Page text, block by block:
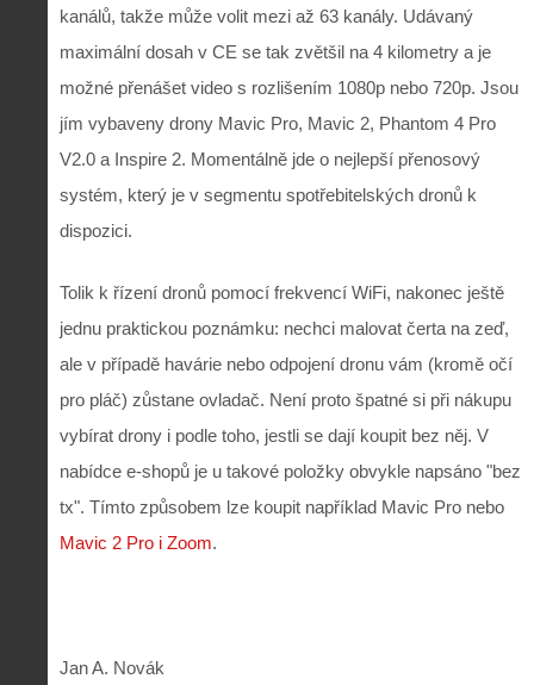
kanálů, takže může volit mezi až 63 kanály. Udávaný
maximální dosah v CE se tak zvětšil na 4 kilometry a je
možné přenášet video s rozlišením 1080p nebo 720p. Jsou
jím vybaveny drony Mavic Pro, Mavic 2, Phantom 4 Pro
V2.0 a Inspire 2. Momentálně jde o nejlepší přenosový
systém, který je v segmentu spotřebitelských dronů k
dispozici.
Tolik k řízení dronů pomocí frekvencí WiFi, nakonec ještě
jednu praktickou poznámku: nechci malovat čerta na zeď,
ale v případě havárie nebo odpojení dronu vám (kromě očí
pro pláč) zůstane ovladač. Není proto špatné si při nákupu
vybírat drony i podle toho, jestli se dají koupit bez něj. V
nabídce e-shopů je u takové položky obvykle napsáno "bez
tx". Tímto způsobem lze koupit například Mavic Pro nebo
Mavic 2 Pro i Zoom.
Jan A. Novák